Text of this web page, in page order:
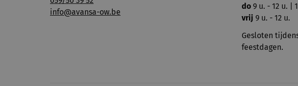
info@avansa-ow.be
do 9 u. - 12 u. |
vrij 9 u. - 12 u.
Gesloten
feestdagen.